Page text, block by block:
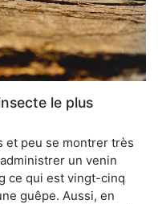
le plus
et peu se montrer très
un venin
ce qui est vingt-cinq
guêpe. Aussi, en